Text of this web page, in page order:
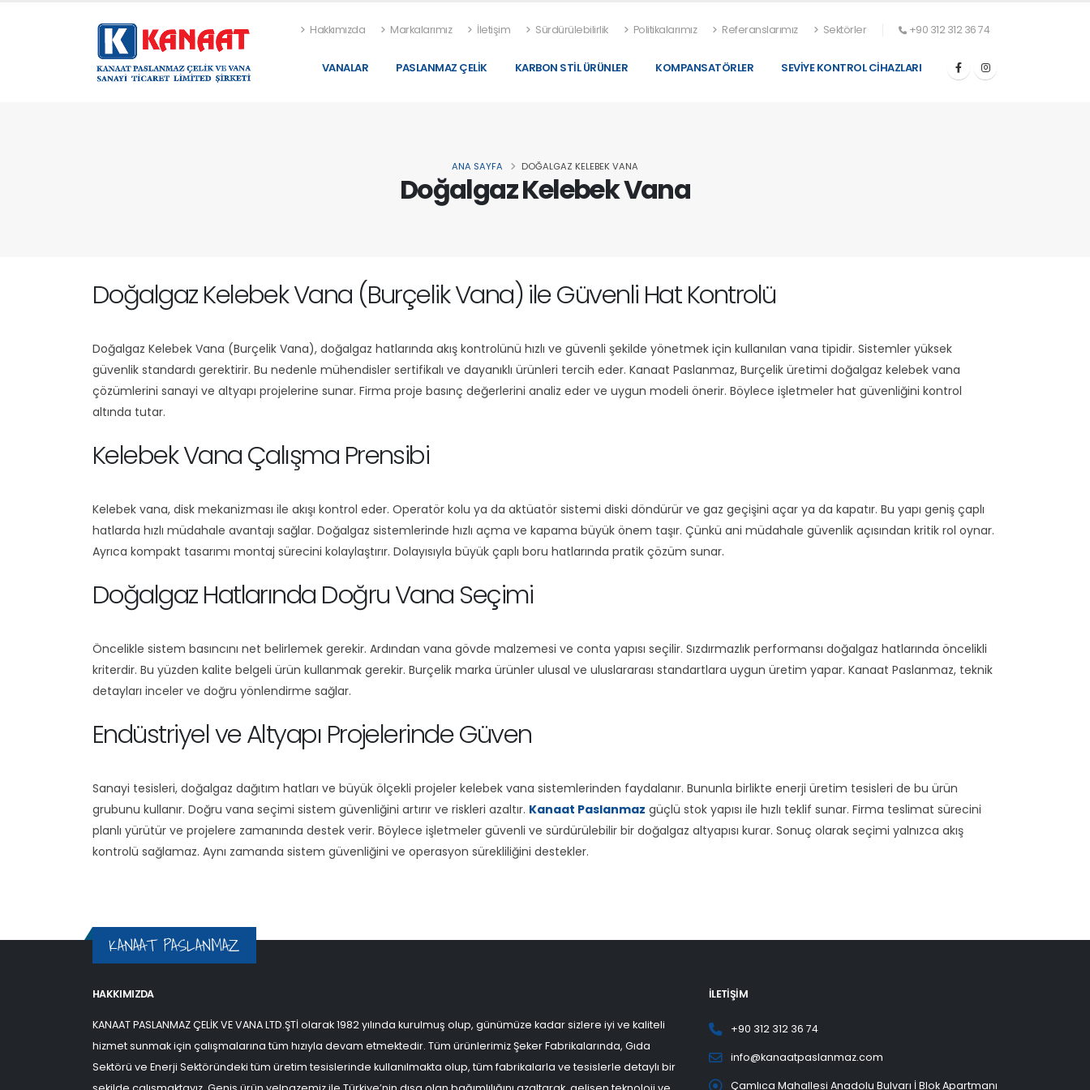
Hakkımızda Markalarımız İletişim Sürdürülebilirlik Politikalarımız Referanslarımız Sektörler +90 312 312 36 74
VANALAR PASLANMAZ ÇELIK KARBON STIL ÜRÜNLER KOMPANSATÖRLER SEVIYE KONTROL CIHAZLARI
Doğalgaz Kelebek Vana
ANA SAYFA DOĞALGAZ KELEBEK VANA
Doğalgaz Kelebek Vana (Burçelik Vana) ile Güvenli Hat Kontrolü
Doğalgaz Kelebek Vana (Burçelik Vana), doğalgaz hatlarında akış kontrolünü hızlı ve güvenli şekilde yönetmek için kullanılan vana tipidir. Sistemler yüksek
güvenlik standardı gerektirir. Bu nedenle mühendisler sertifikalı ve dayanıklı ürünleri tercih eder. Kanaat Paslanmaz, Burçelik üretimi doğalgaz kelebek vana
çözümlerini sanayi ve altyapı projelerine sunar. Firma proje basınç değerlerini analiz eder ve uygun modeli önerir. Böylece işletmeler hat güvenliğini kontrol
altında tutar.
Kelebek Vana Çalışma Prensibi
Kelebek vana, disk mekanizması ile akışı kontrol eder. Operatör kolu ya da aktüatör sistemi diski döndürür ve gaz geçişini açar ya da kapatır. Bu yapı geniş çaplı
hatlarda hızlı müdahale avantajı sağlar. Doğalgaz sistemlerinde hızlı açma ve kapama büyük önem taşır. Çünkü ani müdahale güvenlik açısından kritik rol oynar.
Ayrıca kompakt tasarımı montaj sürecini kolaylaştırır. Dolayısıyla büyük çaplı boru hatlarında pratik çözüm sunar.
Doğalgaz Hatlarında Doğru Vana Seçimi
Öncelikle sistem basıncını net belirlemek gerekir. Ardından vana gövde malzemesi ve conta yapısı seçilir. Sızdırmazlık performansı doğalgaz hatlarında öncelikli
kriterdir. Bu yüzden kalite belgeli ürün kullanmak gerekir. Burçelik marka ürünler ulusal ve uluslararası standartlara uygun üretim yapar. Kanaat Paslanmaz, teknik
detayları inceler ve doğru yönlendirme sağlar.
Endüstriyel ve Altyapı Projelerinde Güven
Sanayi tesisleri, doğalgaz dağıtım hatları ve büyük ölçekli projeler kelebek vana sistemlerinden faydalanır. Bununla birlikte enerji üretim tesisleri de bu ürün
grubunu kullanır. Doğru vana seçimi sistem güvenliğini artırır ve riskleri azaltır. Kanaat Paslanmaz güçlü stok yapısı ile hızlı teklif sunar. Firma teslimat sürecini
planlı yürütür ve projelere zamanında destek verir. Böylece işletmeler güvenli ve sürdürülebilir bir doğalgaz altyapısı kurar. Sonuç olarak seçimi yalnızca akış
kontrolü sağlamaz. Aynı zamanda sistem güvenliğini ve operasyon sürekliliğini destekler.
KANAAT PASLANMAZ
HAKKIMIZDA
KANAAT PASLANMAZ ÇELİK VE VANA LTD.ŞTİ olarak 1982 yılında kurulmuş olup, günümüze kadar sizlere iyi ve kaliteli
hizmet sunmak için çalışmalarına tüm hızıyla devam etmektedir. Tüm ürünlerimiz Şeker Fabrikalarında, Gıda
Sektörü ve Enerji Sektöründeki tüm üretim tesislerinde kullanılmakta olup, tüm fabrikalarla ve tesislerle detaylı bir
İLETİŞİM
+90 312 312 36 74
info@kanaatpaslanmaz.com
Çamlıca Mahallesi Anadolu Bulvarı İ Blok Apartmanı